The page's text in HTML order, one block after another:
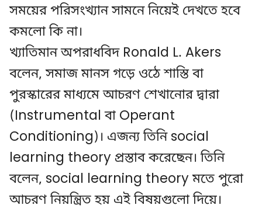
সময়ের পরিসংখ্যান সামনে নিয়েই দেখতে হবে
কমলো কি না।
খ্যাতিমান অপরাধবিদ Ronald L. Akers
বলেন, সমাজ মানস গড়ে ওঠে শাস্তি বা
পুরস্কারের মাধ্যমে আচরণ শেখানোর দ্বারা
(Instrumental বা Operant
Conditioning)। এজন্য তিনি social
learning theory প্রস্তাব করেছেন। তিনি
বলেন, social learning theory মতে পুরো
আচরণ নিয়ন্ত্রিত হয় এই বিষয়গুলো দিয়ে।